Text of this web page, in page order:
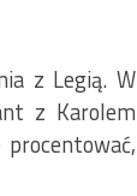
z Legią. W
z Karolem